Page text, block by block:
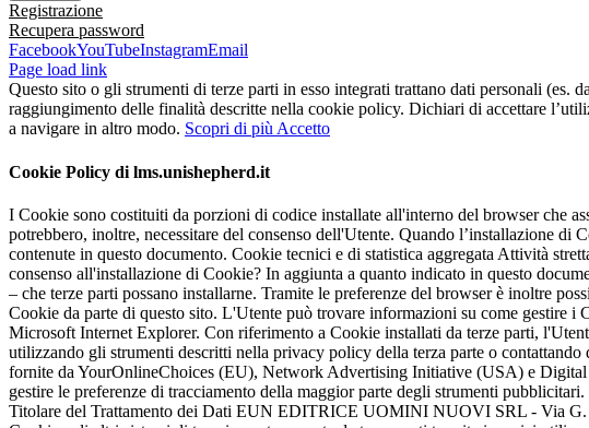
Registrazione
Recupera password
FacebookYouTubeInstagramEmail
Page load link
Questo sito o gli strumenti di terze parti in esso integrati trattano dati personali
raggiungimento delle finalità descritte nella cookie policy. Dichiari di accettare
a navigare in altro modo. Scopri di piùAccetto
Cookie Policy di lms.unishepherd.it
I Cookie sono costituiti da porzioni di codice installate all'interno del browser che
potrebbero, inoltre, necessitare del consenso dell'Utente. Quando l’installazione di
contenute in questo documento. Cookie tecnici e di statistica aggregata Attività
consenso all'installazione di Cookie? In aggiunta a quanto indicato in questo
– che terze parti possano installarne. Tramite le preferenze del browser è inoltre
Cookie da parte di questo sito. L'Utente può trovare informazioni su come
Microsoft Internet Explorer. Con riferimento a Cookie installati da terze parti,
utilizzando gli strumenti descritti nella privacy policy della terza parte o
fornite da YourOnlineChoices (EU), Network Advertising Initiative (USA) e
gestire le preferenze di tracciamento della maggior parte degli strumenti
Titolare del Trattamento dei Dati EUN EDITRICE UOMINI NUOVI SRL - Via